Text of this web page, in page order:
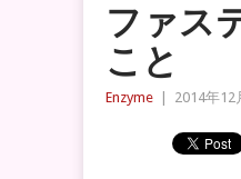
ファス
こと
Enzyme 2014年12